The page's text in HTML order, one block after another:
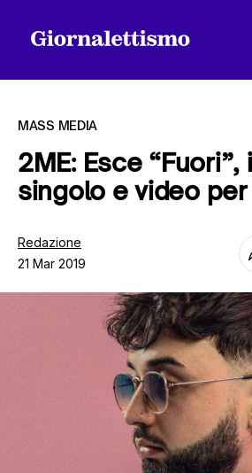
Tutti gli articoli
Chi siamo
MASS MEDIA
2ME: Esce
singolo e video
Redazione
21 Mar 2019